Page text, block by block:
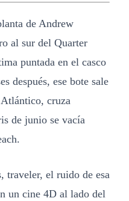
de Andrew
al sur del Quarter
puntada en el casco
después, ese bote sale
cruza
de junio se vacía
traveler, el ruido de esa
un cine 4D al lado del